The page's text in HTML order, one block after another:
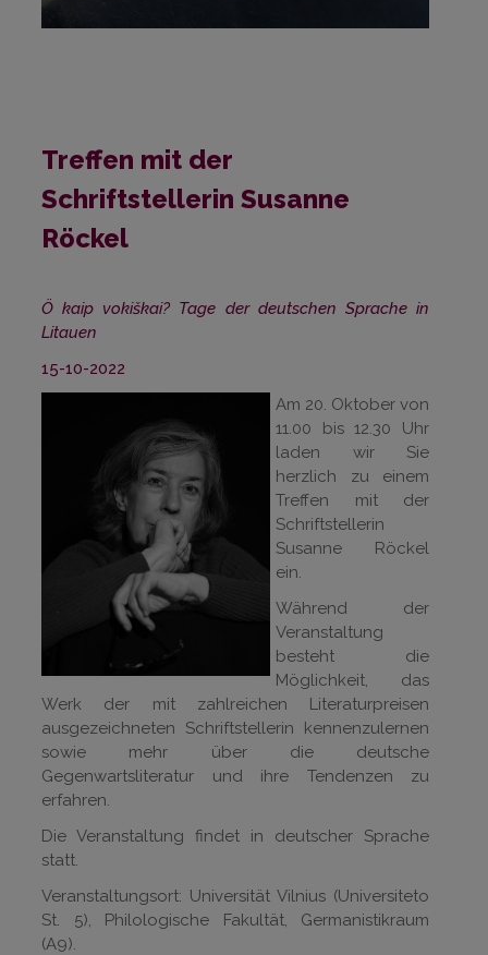
Treffen mit der
Schriftstellerin Susanne
Röckel
Ö kaip vokiškai? Tage der deutschen Sprache in
Litauen
15-10-2022
Am 20. Oktober von
11.00 bis 12.30 Uhr
laden wir Sie
herzlich zu einem
Treffen mit der
Schriftstellerin
Susanne Röckel
ein.
Während der
Veranstaltung
besteht die
Möglichkeit, das
Werk der mit zahlreichen Literaturpreisen
ausgezeichneten Schriftstellerin kennenzulernen
sowie mehr über die deutsche
Gegenwartsliteratur und ihre Tendenzen zu
erfahren.
Die Veranstaltung findet in deutscher Sprache
statt.
Veranstaltungsort: Universität Vilnius (Universiteto
St. 5), Philologische Fakultät, Germanistikraum
(A9).